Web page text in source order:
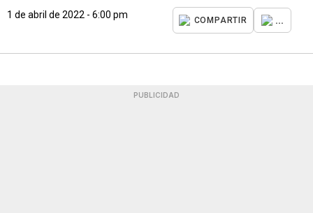
1 de abril de 2022 - 6:00 pm
COMPARTIR ...
PUBLICIDAD